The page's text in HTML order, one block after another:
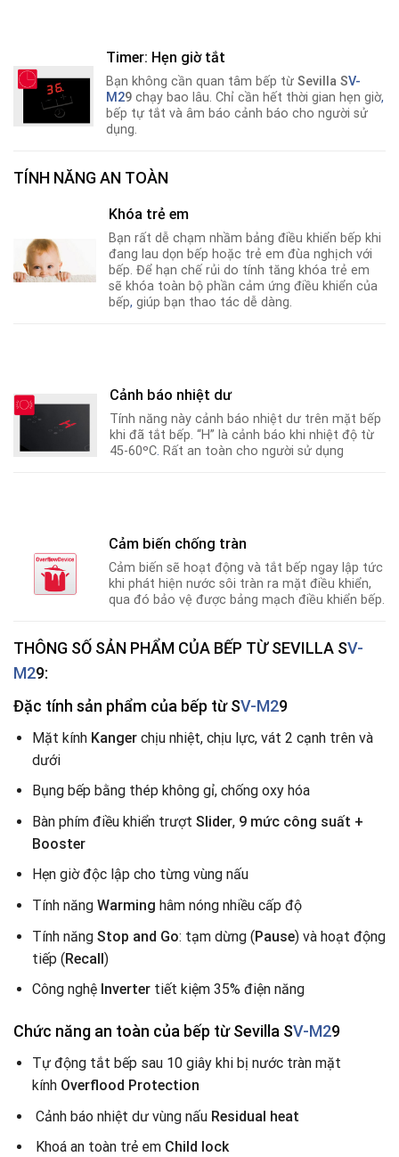
Timer: Hẹn giờ tắt
Bạn không cần quan tâm bếp từSevilla SV-
M29 chạy bao lâu. Chỉ cần hết thời gian hẹn giờ,
bếp tự tắt và âm báo cảnh báo cho người sử
dụng.
TÍNH NĂNG AN TOÀN
Khóa trẻ em
Bạn rất dễ chạm nhầm bảng điều khiển bếp khi
đang lau dọn bếp hoặc trẻ em đùa nghịch với
bếp. Để hạn chế rủi do tính tăng khóa trẻ em
sẽ khóa toàn bộ phần cảm ứng điều khiển của
bếp, giúp bạn thao tác dễ dàng.
Cảnh báo nhiệt dư
Tính năng này cảnh báo nhiệt dư trên mặt bếp
khi đã tắt bếp. “H” là cảnh báo khi nhiệt độ từ
45-60ºC. Rất an toàn cho người sử dụng
Cảm biến chống tràn
Cảm biến sẽ hoạt động và tắt bếp ngay lập tức
khi phát hiện nước sôi tràn ra mặt điều khiển,
qua đó bảo vệ được bảng mạch điều khiển bếp.
THÔNG SỐ SẢN PHẨM CỦA BẾP TỪ SEVILLA SV-
M29:
Đặc tính sản phẩm của bếp từ SV-M29
Mặt kính Kangerchịu nhiệt, chịu lực, vát 2 cạnh trên và
dưới
Bụng bếp bằng thép không gỉ, chống oxy hóa
Bàn phím điều khiển trượt Slider, 9 mức công suất +
Booster
Hẹn giờ độc lập cho từng vùng nấu
Tính năng Warming hâm nóng nhiều cấp độ
Tính năng Stop and Go: tạm dừng (Pause) và hoạt động
tiếp (Recall)
Công nghệ Invertertiết kiệm 35% điện năng
Chức năng an toàn của bếp từ Sevilla SV-M29
Tự động tắt bếp sau 10 giây khi bị nước tràn mặt
kính Overflood Protection
Cảnh báo nhiệt dư vùng nấu Residual heat
Khoá an toàn trẻ em Child lock